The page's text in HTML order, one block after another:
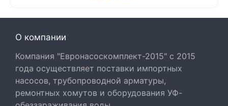
О компании
Компания "Евронасоскомплект-2015" с 2015
года осуществляет поставки импортных
насосов, трубопроводной арматуры,
ремонтных хомутов и оборудования УФ-